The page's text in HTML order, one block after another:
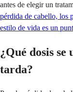
antes de elegir un
pérdida de cabello, los
estilo de vida es un
¿Qué dosis
tarda?